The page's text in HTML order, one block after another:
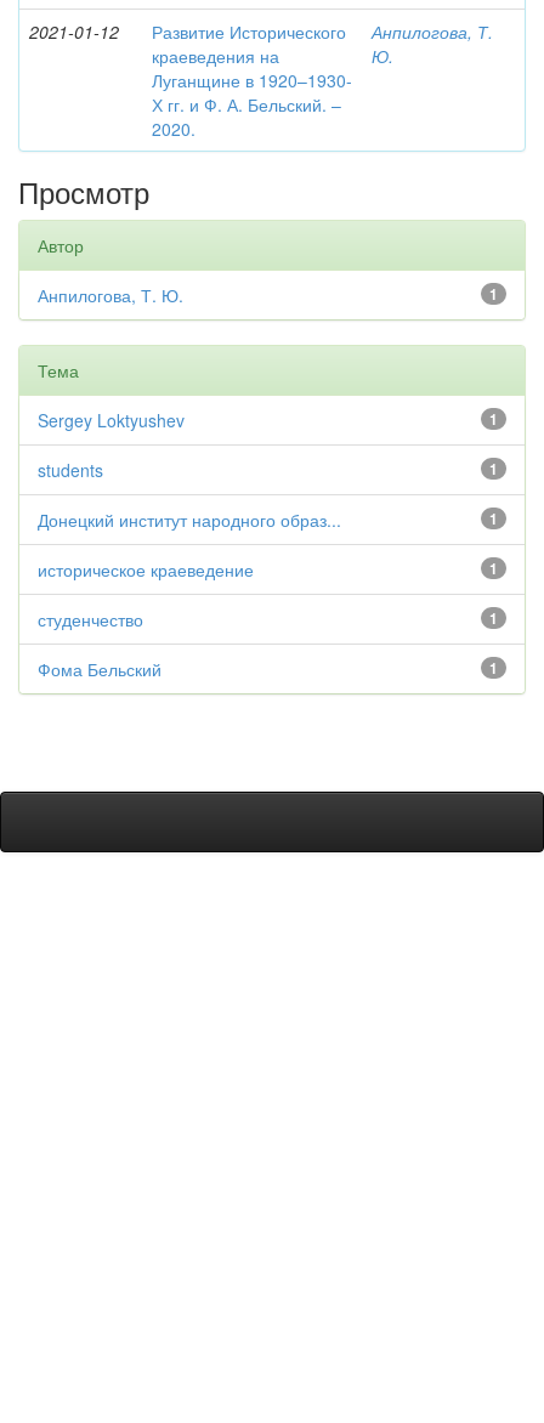
2021-01-12
Развитие Исторического
краеведения на
Луганщине в 1920–1930-
Х гг. и Ф. А. Бельский. –
2020.
Анпилогова, Т.
Ю.
Просмотр
Автор
1
Анпилогова, Т. Ю.
Тема
1
Sergey Loktyushev
1
students
1
Донецкий институт народного образ...
1
историческое краеведение
1
студенчество
1
Фома Бельский